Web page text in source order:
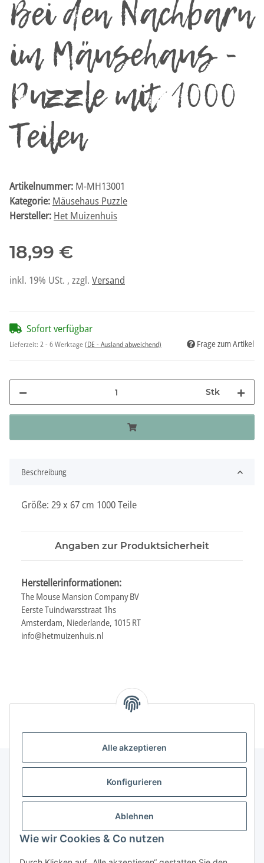
Alle akzeptieren
Konfigurieren
Ablehnen
Wie wir Cookies & Co nutzen
Bei den Nachbarn
im Mäusehaus -
Puzzle mit 1000
Teilen
Artikelnummer: M-MH13001
Kategorie: Mäusehaus Puzzle
Hersteller: Het Muizenhuis
18,99 €
inkl. 19% USt. , zzgl. Versand
Sofort verfügbar
Lieferzeit: 2 - 6 Werktage(DE - Ausland abweichend) Frage zum Artikel
Stk
Beschreibung
Größe: 29 x 67 cm 1000 Teile
Angaben zur Produktsicherheit
Herstellerinformationen:
The Mouse Mansion Company BV
Eerste Tuindwarsstraat 1hs
Amsterdam, Niederlande, 1015 RT
info@hetmuizenhuis.nl
Informationen
Gesetzliche Informationen